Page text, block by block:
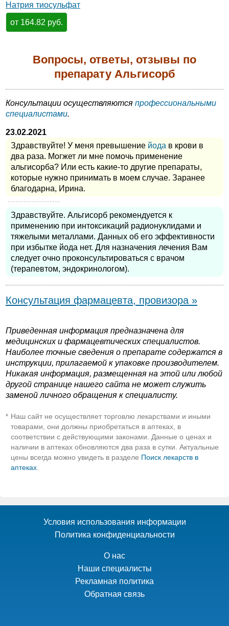
Натрия тиосульфат
от 164.82 руб.
Вопросы, ответы, отзывы по
препарату Альгисорб
Консультации осуществляются профессиональными
специалистами.
23.02.2021
Здравствуйте! У меня превышение йода в крови в
два раза. Могжет ли мне помочь применение
альгисорба? Или есть какие-то другие препараты,
которые нужно принимать в моем случае. Заранее
благодарна, Ирина.
Здравствуйте. Альгисорб рекомендуется к
применению при интоксикаций радионуклидами и
тяжелыми металлами. Данных об его эффективности
при избытке йода нет. Для назначения лечения Вам
следует очно проконсультироваться с врачом
(терапевтом, эндокринологом).
Консультация фармацевта, провизора »
Приведенная информация предназначена для
медицинских и фармацевтических специалистов.
Наиболее точные сведения о препарате содержатся в
инструкции, прилагаемой к упаковке производителем.
Никакая информация, размещенная на этой или любой
другой странице нашего сайта не может служить
заменой личного обращения к специалисту.
* Наш сайт не осуществляет торговлю лекарствами и иными
товарами, они должны приобретаться в аптеках, в
соответствии с действующими законами. Данные о ценах и
наличии в аптеках обновляются два раза в сутки. Актуальные
цены всегда можно увидеть в разделе Поиск лекарств в
аптеках.
Условия использования информации
Политика конфиденциальности
О нас
Наши специалисты
Рекламная политика
Обратная связь